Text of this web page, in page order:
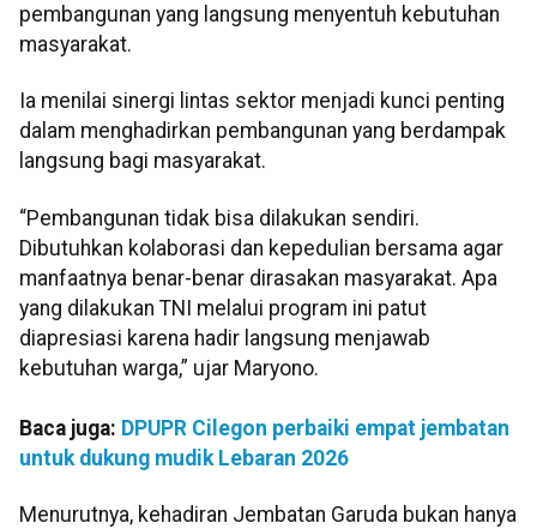
pembangunan yang langsung menyentuh kebutuhan
masyarakat.
Ia menilai sinergi lintas sektor menjadi kunci penting
dalam menghadirkan pembangunan yang berdampak
langsung bagi masyarakat.
“Pembangunan tidak bisa dilakukan sendiri.
Dibutuhkan kolaborasi dan kepedulian bersama agar
manfaatnya benar-benar dirasakan masyarakat. Apa
yang dilakukan TNI melalui program ini patut
diapresiasi karena hadir langsung menjawab
kebutuhan warga,” ujar Maryono.
Baca juga: DPUPR Cilegon perbaiki empat jembatan
untuk dukung mudik Lebaran 2026
Menurutnya, kehadiran Jembatan Garuda bukan hanya